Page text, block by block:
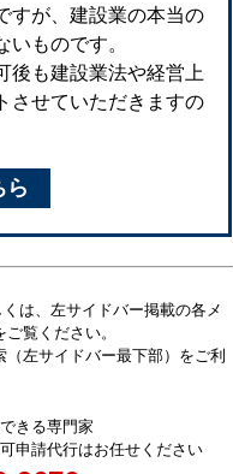
すが、建設業の本当の
ものです。
も建設業法や経営上
させていただきますの
ら
は、左サイドバー掲載の各メ
覧ください。
左サイドバー最下部）をご利
きる専門家
申請代行はお任せください